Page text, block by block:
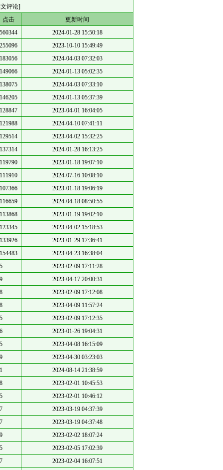
评论]
点击
更新时间
2024-01-28 15:50:18
2023-10-10 15:49:49
2024-04-03 07:32:03
2024-01-13 05:02:35
2024-04-03 07:33:10
2024-01-13 05:37:39
2023-04-01 16:04:05
2024-04-10 07:41:11
2023-04-02 15:32:25
2024-01-28 16:13:25
2023-01-18 19:07:10
2024-07-16 10:08:10
2023-01-18 19:06:19
2024-04-18 08:50:55
2023-01-19 19:02:10
2023-04-02 15:18:53
2023-01-29 17:36:41
2023-04-23 16:38:04
2023-02-09 17:11:28
2023-04-17 20:00:31
2023-02-09 17:12:08
2023-04-09 11:57:24
2023-02-09 17:12:35
2023-01-26 19:04:31
2023-04-08 16:15:09
2023-04-30 03:23:03
2024-08-14 21:38:59
2023-02-01 10:45:53
2023-02-01 10:46:12
2023-03-19 04:37:39
2023-03-19 04:37:48
2023-02-02 18:07:24
2023-02-05 17:02:39
2023-02-04 16:07:51